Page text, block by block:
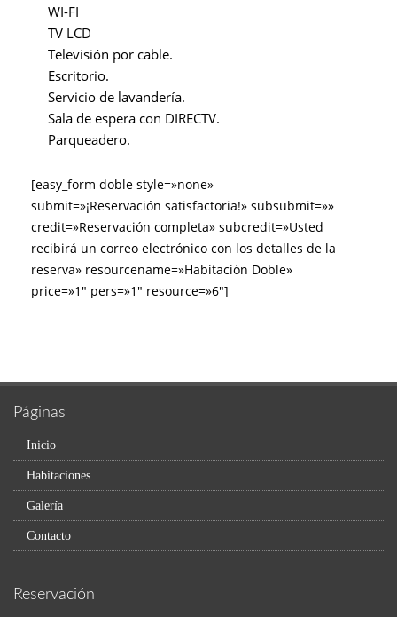
WI-FI
TV LCD
Televisión por cable.
Escritorio.
Servicio de lavandería.
Sala de espera con DIRECTV.
Parqueadero.
[easy_form doble style=»none»
submit=»¡Reservación satisfactoria!» subsubmit=»»
credit=»Reservación completa» subcredit=»Usted
recibirá un correo electrónico con los detalles de la
reserva» resourcename=»Habitación Doble»
price=»1″ pers=»1″ resource=»6″]
Páginas
Inicio
Habitaciones
Galería
Contacto
Reservación